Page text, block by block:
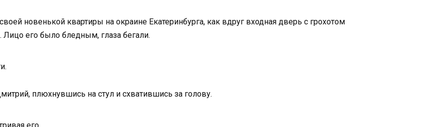
новенькой квартиры на окраине Екатеринбурга, как вдруг входная дверь с грохотом
его было бледным, глаза бегали.
плюхнувшись на стул и схватившись за голову.